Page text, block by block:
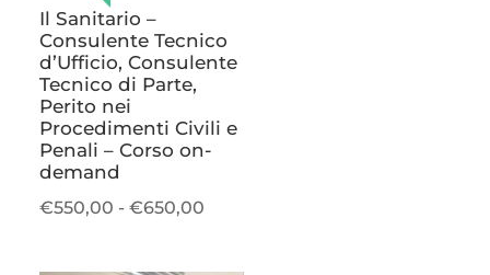
Il Sanitario –
Consulente Tecnico
d’Ufficio, Consulente
Tecnico di Parte,
Perito nei
Procedimenti Civili e
Penali – Corso on-
demand
€550,00 - €650,00